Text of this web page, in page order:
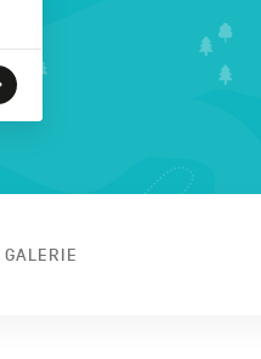
GALERIE